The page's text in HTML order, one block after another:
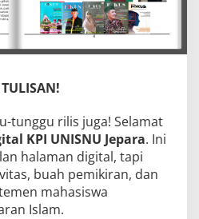
tunggu rilis juga! Selamat
KPI UNISNU Jepara. Ini
halaman digital, tapi
buah pemikiran, dan
mahasiswa
Islam.